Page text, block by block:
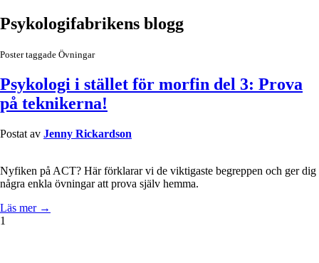
Psykologifabrikens blogg
Poster taggade Övningar
Psykologi i stället för morfin del 3: Prova
på teknikerna!
Postat av Jenny Rickardson
Nyfiken på ACT? Här förklarar vi de viktigaste begreppen och ger dig
några enkla övningar att prova själv hemma.
Läs mer →
1